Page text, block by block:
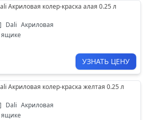
Акриловая колер-краска алая 0.25 л
] Dali Акриловая
ящике
УЗНАТЬ ЦЕНУ
Акриловая колер-краска желтая 0.25 л
] Dali Акриловая
ящике